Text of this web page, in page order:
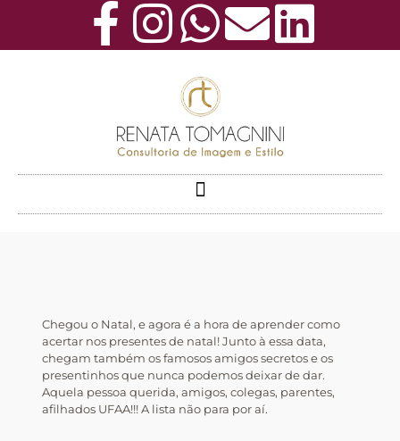
Chegou o Natal, e agora é a hora de aprender como
acertar nos presentes de natal! Junto à essa data,
chegam também os famosos amigos secretos e os
presentinhos que nunca podemos deixar de dar.
Aquela pessoa querida, amigos, colegas, parentes,
afilhados UFAA!!! A lista não para por aí.